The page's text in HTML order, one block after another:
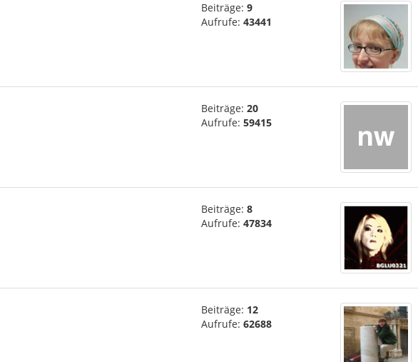
Beiträge: 9
Aufrufe: 43441
Beiträge: 20
Aufrufe: 59415
Beiträge: 8
Aufrufe: 47834
Beiträge: 12
Aufrufe: 62688